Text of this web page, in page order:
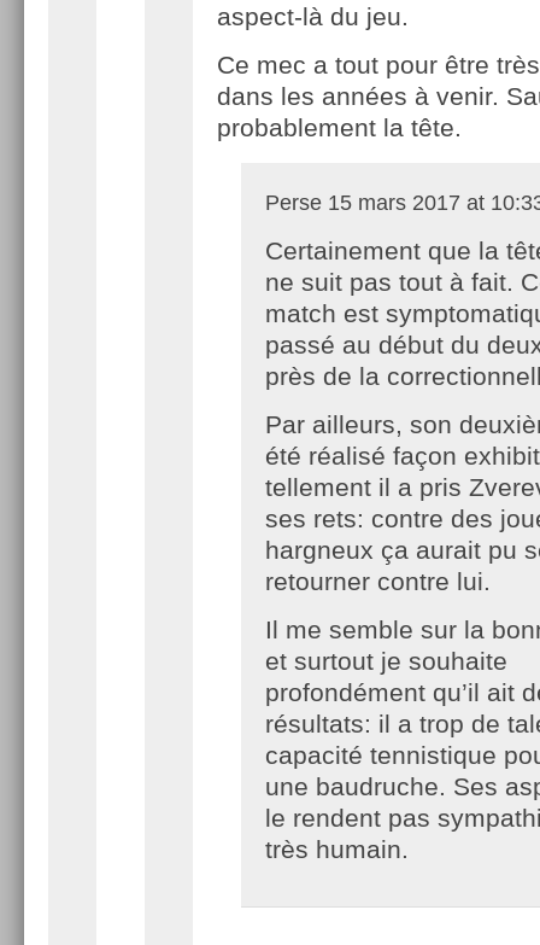
aspect-là du jeu.
Ce mec a tout pour être
dans les années à venir.
probablement la tête.
Perse 15 mars 2017 at
Certainement que la
ne suit pas tout à fait.
match est
passé au début du
près de la
Par ailleurs, son
été réalisé façon
tellement il a pris
ses rets: contre des
hargneux ça aurait pu
retourner contre lui.
Il me semble sur la
et surtout je souhaite
profondément qu’il ait
résultats: il a trop de
capacité tennistique
une baudruche. Ses
le rendent pas
très humain.